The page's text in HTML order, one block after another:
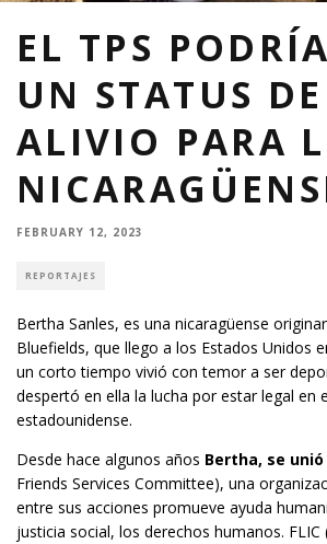
EL TPS
UN STATUS DE
ALIVIO PARA
FEBRUARY 12, 2023
REPORTAJES
Bertha Sanles, es una nicaragüense
Bluefields, que llego a los Estados Unidos
un corto tiempo vivió con temor a ser
despertó en ella la lucha por estar legal en
estadounidense.
Desde hace algunos años Bertha, se unió
Friends Services Committee), una
entre sus acciones promueve ayuda
justicia social, los derechos humanos.